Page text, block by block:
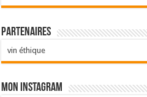
Partenaires
vin éthique
Mon Instagram